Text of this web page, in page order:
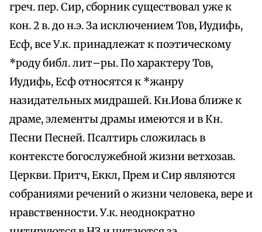
греч. пер. Сир, сборник существовал уже к
кон. 2 в. до н.э. За исключением Тов, Иудифь,
Есф, все У.к. принадлежат к поэтическому
*роду библ. лит–ры. По характеру Тов,
Иудифь, Есф относятся к *жанру
назидательных мидрашей. Кн.Иова ближе к
драме, элементы драмы имеются и в Кн.
Песни Песней. Псалтирь сложилась в
контексте богослужебной жизни ветхозав.
Церкви. Притч, Еккл, Прем и Сир являются
собраниями речений о жизни человека, вере и
нравственности. У.к. неоднократно